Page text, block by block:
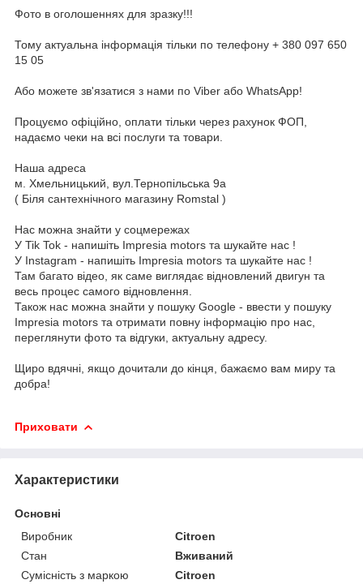
Фото в оголошеннях для зразку!!!
Тому актуальна інформація тільки по телефону + 380 097 650
15 05
Або можете зв'язатися з нами по Viber або WhatsApp!
Процуємо офіційно, оплати тільки через рахунок ФОП,
надаємо чеки на всі послуги та товари.
Наша адреса
м. Хмельницький, вул.Тернопільська 9а
( Біля сантехнічного магазину Romstal )
Нас можна знайти у соцмережах
У Tik Tok - напишіть Impresia motors та шукайте нас !
У Instagram - напишіть Impresia motors та шукайте нас !
Там багато відео, як саме виглядає відновлений двигун та
весь процес самого відновлення.
Також нас можна знайти у пошуку Google - ввести у пошуку
Impresia motors та отримати повну інформацію про нас,
переглянути фото та відгуки, актуальну адресу.
Щиро вдячні, якщо дочитали до кінця, бажаємо вам миру та
добра!
Приховати
Характеристики
Основні
Виробник
Citroen
Стан
Вживаний
Сумісність з маркою
Citroen